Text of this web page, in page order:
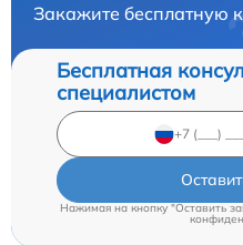
Закажите бесплатную
Бесплатная
специалистом
Нажимая на кнопку "Оставить